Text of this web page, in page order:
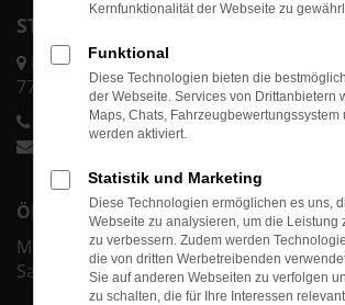
STANDORT ACHERN
Karl-Bold-Str. 2/1
77855 Achern
Telefon:0 78 41 60 00-70
info@autoservicebaden.de
ÖFFNUNGSZEITEN ACHERN
Mo.-Fr. 07:30 - 18:00 Uhr
Sa. & So. geschlossen
Kernfunktionalität der Webseite zu
Funktional
Diese Technologien bieten die
der Webseite. Services von Drittanbietern
Maps, Chats, Fahrzeugbewertungssystem
werden aktiviert.
Statistik und Marketing
Diese Technologien ermöglichen es uns,
Webseite zu analysieren, um die Leistung
zu verbessern. Zudem werden
die von dritten Werbetreibenden
Sie auf anderen Webseiten zu verfolgen
zu schalten, die für Ihre Interessen